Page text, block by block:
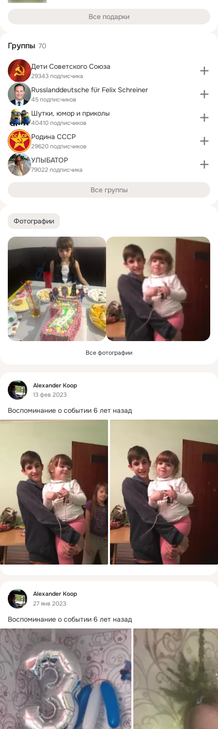
Фотографии
Все фотографии
Фид
Alexander Кoop
13 фев 2023
Воспоминание о событии 6 лет назад
Фид
Alexander Кoop
27 янв 2023
Воспоминание о событии 6 лет назад
Все подарки
Группы 70
Дети Советского Союза
29343 подписчика
Russlanddeutsche für Felix Schreiner
45 подписчиков
Шутки, юмор и приколы
40410 подписчиков
Родина СССР
29620 подписчиков
УЛЫБАТОР
79022 подписчика
Все группы